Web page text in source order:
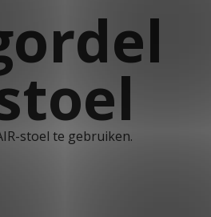
stoel te gebruiken.